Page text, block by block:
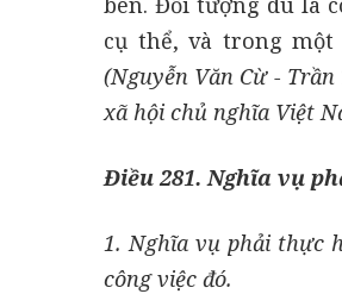
cụ thể, và trong
(Nguyễn Văn Cừ -
xã hội chủ nghĩa Việt
Điều 281. Nghĩa vụ
1. Nghĩa vụ phải thực
công việc đó.